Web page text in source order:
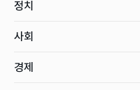
정치
사회
경제